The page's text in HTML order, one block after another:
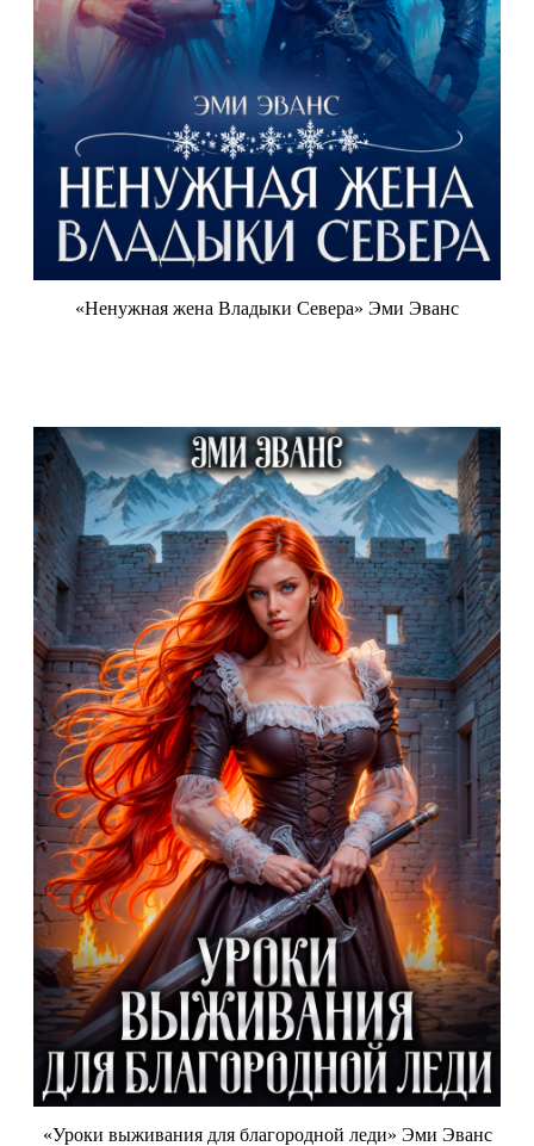
«Ненужная жена Владыки Севера» Эми Эванс
«Уроки выживания для благородной леди» Эми Эванс